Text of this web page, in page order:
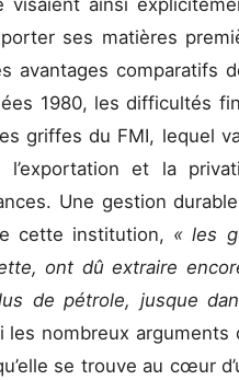
visaient ainsi
ses matières
avantages comparatifs
1980, les difficultés
griffes du FMI, lequel
l’exportation et la
Une gestion
cette institution, « les
ont dû extraire
de pétrole, jusque
les nombreux arguments
se trouve au cœur